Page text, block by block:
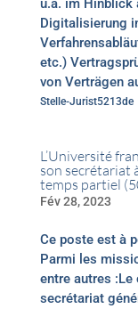
u.a. im Hinblick
Digitalisierung
etc.)
von Verträgen
Stelle-Jurist5213de
L’Université
son secrétariat
temps partiel
Fév 28, 2023
Ce poste est à
Parmi les
entre autres
secrétariat